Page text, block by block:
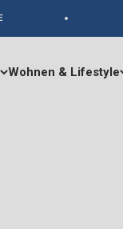
Wohnen & Lifestyle